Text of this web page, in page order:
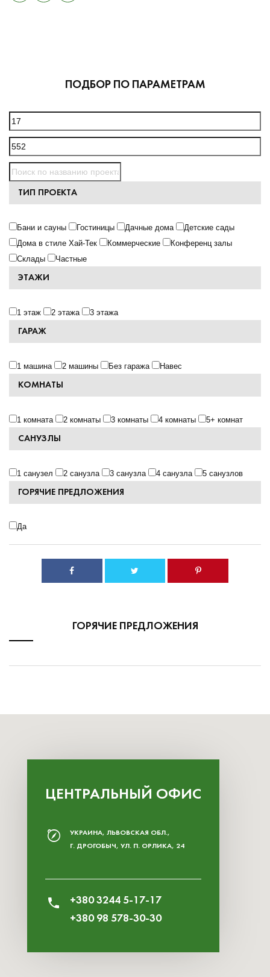
ПОДБОР ПО ПАРАМЕТРАМ
ТИП ПРОЕКТА
Бани и сауны Гостиницы Дачные дома
Детские сады
Дома в стиле Хай-Тек
Коммерческие
Конференц залы
Склады
Частные
ЭТАЖИ
1 этаж 2 этажа 3 этажа
ГАРАЖ
1 машина 2 машины Без гаража Навес
КОМНАТЫ
1 комната 2 комнаты 3 комнаты 4 комнаты 5+ комнат
САНУЗЛЫ
1 санузел 2 санузла 3 санузла 4 санузла 5 санузлов
ГОРЯЧИЕ ПРЕДЛОЖЕНИЯ
Да
ГОРЯЧИЕ ПРЕДЛОЖЕНИЯ
ЦЕНТРАЛЬНЫЙ ОФИС
УКРАИНА, ЛЬВОВСКАЯ ОБЛ.,
Г. ДРОГОБЫЧ, УЛ. П. ОРЛИКА, 24
+380 3244 5-17-17
+380 98 578-30-30